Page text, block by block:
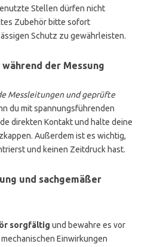
Stellen dürfen nicht
Zubehör bitte sofort
Schutz zu gewährleisten.
der Messung
Messleitungen und geprüfte
du mit spannungsführenden
direkten Kontakt und halte deine
Außerdem ist es wichtig,
und keinen Zeitdruck hast.
und sachgemäßer
sorgfältig und bewahre es vor
Einwirkungen